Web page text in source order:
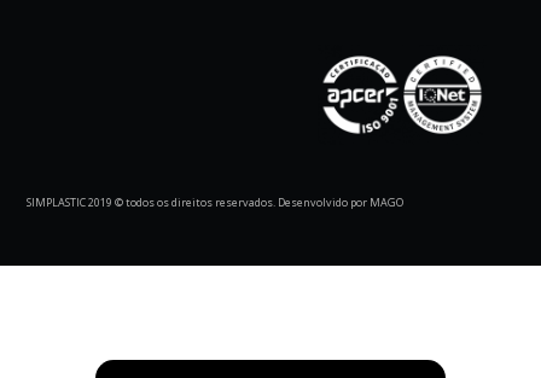
SIMPLASTIC 2019 © todos os direitos reservados. Desenvolvido por MAGO